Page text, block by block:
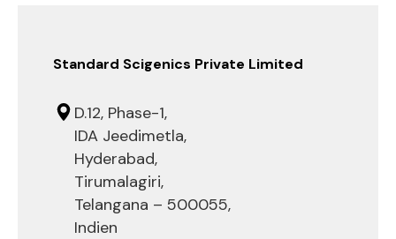
Standard Scigenics Private Limited
D.12, Phase-1,
IDA Jeedimetla,
Hyderabad,
Tirumalagiri,
Telangana – 500055,
Indien